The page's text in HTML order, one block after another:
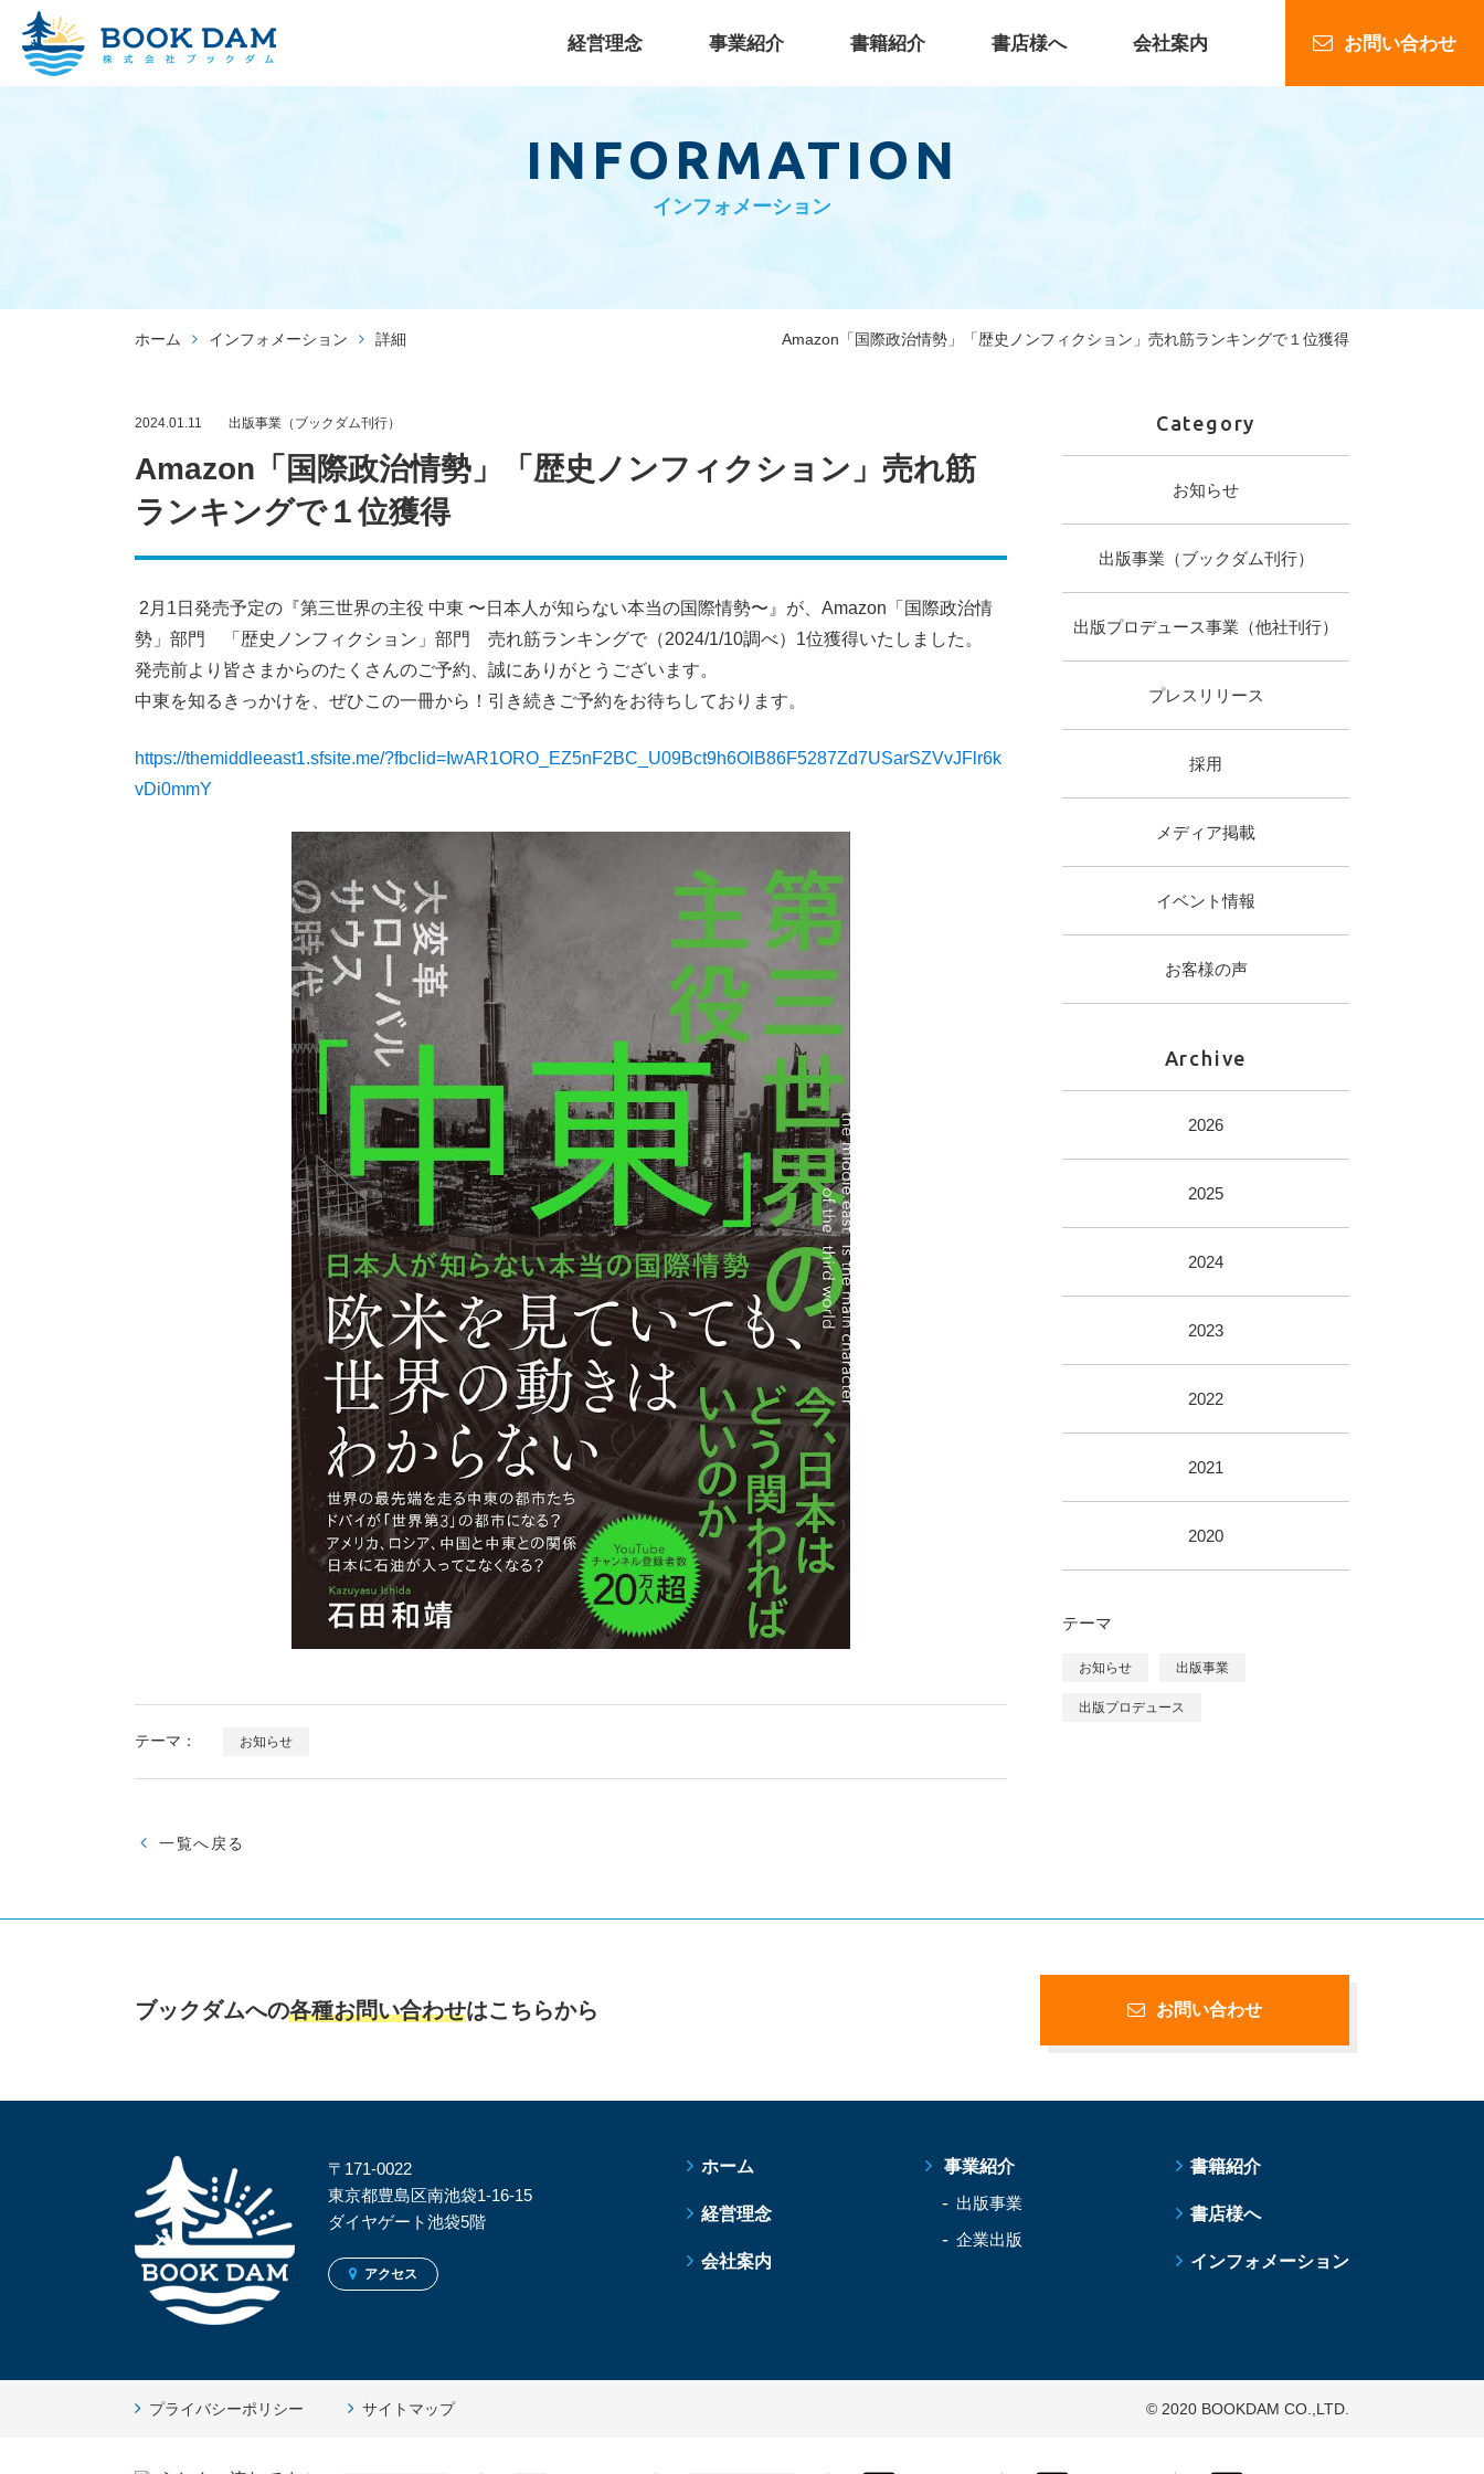
経営理念 事業紹介 書籍紹介 書店様へ 会社案内 お問い合わせ
Amazon「国際政治情勢」「歴史ノンフィクション」売れ筋ランキングで１位獲得
INFORMATION
インフォメーション
ホーム インフォメーション 詳細
2024.01.11 出版事業（ブックダム刊行）
Amazon「国際政治情勢」「歴史ノンフィクション」売れ筋
ランキングで１位獲得
2月1日発売予定の『第三世界の主役 中東 〜日本人が知らない本当の国際情勢〜』が、Amazon「国際政治情
勢」部門 「歴史ノンフィクション」部門 売れ筋ランキングで（2024/1/10調べ）1位獲得いたしました。
発売前より皆さまからのたくさんのご予約、誠にありがとうございます。
中東を知るきっかけを、ぜひこの一冊から！引き続きご予約をお待ちしております。
https://themiddleeast1.sfsite.me/?fbclid=IwAR1ORO_EZ5nF2BC_U09Bct9h6OlB86F5287Zd7USarSZVvJFlr6k
vDi0mmY
テーマ： お知らせ
一覧へ戻る
Category
お知らせ
出版事業（ブックダム刊行）
出版プロデュース事業（他社刊行）
プレスリリース
採用
メディア掲載
イベント情報
お客様の声
Archive
2026
2025
2024
2023
2022
2021
2020
テーマ
お知らせ 出版事業
出版プロデュース
ブックダムへの各種お問い合わせはこちらから お問い合わせ
〒171-0022
東京都豊島区南池袋1-16-15
ダイヤゲート池袋5階
アクセス
ホーム
経営理念
会社案内
事業紹介
出版事業
企業出版
書籍紹介
書店様へ
インフォメーション
プライバシーポリシー サイトマップ © 2020 BOOKDAM CO.,LTD.